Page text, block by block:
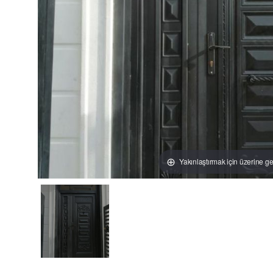
Yakınlaştırmak için üzerine